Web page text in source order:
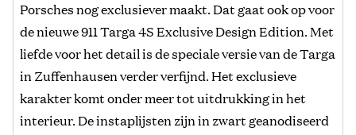
Porsches nog exclusiever maakt. Dat gaat ook op voor
de nieuwe 911 Targa 4S Exclusive Design Edition. Met
liefde voor het detail is de speciale versie van de Targa
in Zuffenhausen verder verfijnd. Het exclusieve
karakter komt onder meer tot uitdrukking in het
interieur. De instaplijsten zijn in zwart geanodiseerd